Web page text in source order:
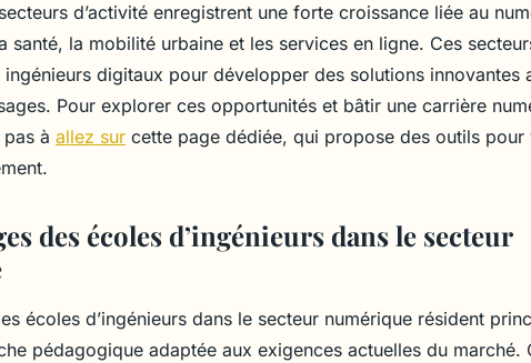
d’activité enregistrent une forte croissance liée au
santé, la mobilité urbaine et les services en ligne. Ces
ingénieurs digitaux pour développer des solutions innovantes
Pour explorer ces opportunités et bâtir une carrière
pas à allez sur cette page dédiée, qui propose des outils pour
des écoles d’ingénieurs dans le secteur
écoles d’ingénieurs dans le secteur numérique résident
pédagogique adaptée aux exigences actuelles du marché.